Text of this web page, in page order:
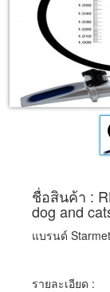
ชื่อสินค้า :
dog and
แบรนด์
รายละเอียด :